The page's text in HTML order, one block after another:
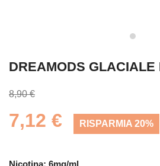
DREAMODS GLACIALE
8,90 €
7,12 € RISPARMIA 20%
Nicotina: 6mg/ml